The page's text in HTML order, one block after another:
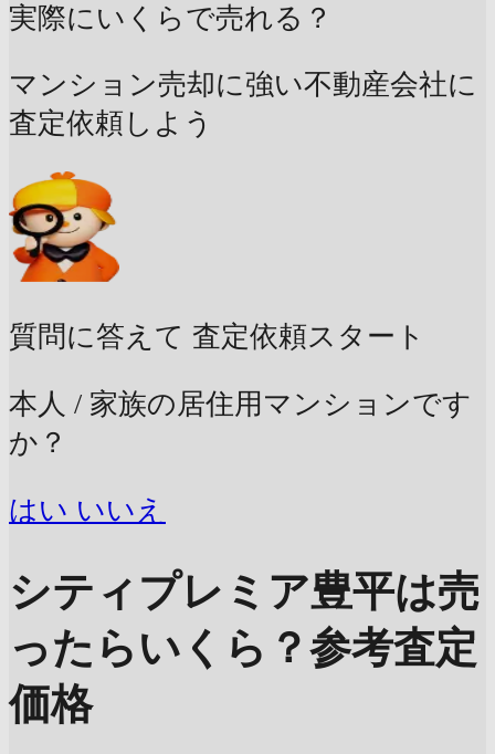
実際にいくらで売れる？
マンション売却に強い不動産会社に
査定依頼しよう
質問に答えて 査定依頼スタート
本人 / 家族の居住用マンションです
か？
はい いいえ
シティプレミア豊平は売
ったらいくら？参考査定
価格